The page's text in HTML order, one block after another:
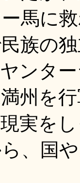
馬に
族の
ンタ
州を
実を
、国